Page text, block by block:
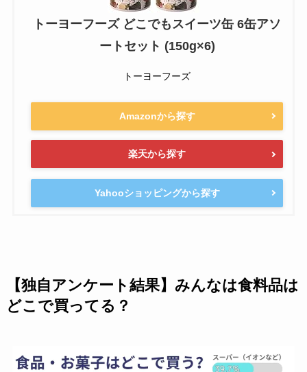
トーヨーフーズ どこでもスイーツ缶 6缶アソ
ートセット (150g×6)
トーヨーフーズ
Amazonから探す
楽天から探す
Yahooショッピングから探す
【独自アンケート結果】みんなは食料品は
どこで買ってる？